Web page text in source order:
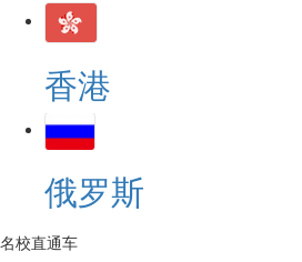
香港
俄罗斯
名校直通车